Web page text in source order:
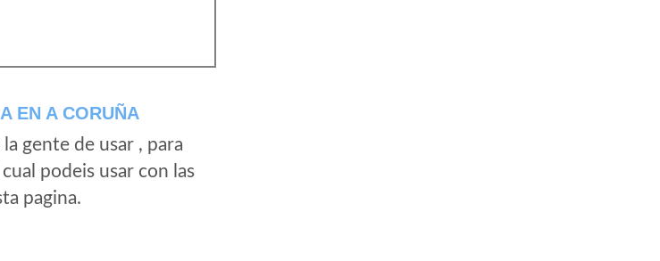
EN A CORUÑA
gente de usar , para
podeis usar con las
pagina.